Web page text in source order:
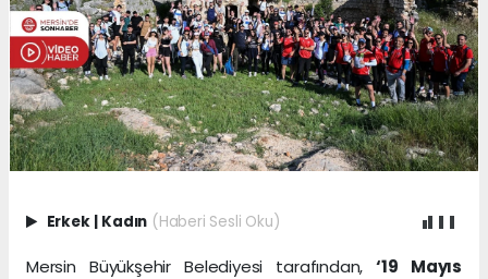
Erkek | Kadın (Haberi Sesli Oku)
Mersin Büyükşehir Belediyesi tarafından,‘19 Mayıs